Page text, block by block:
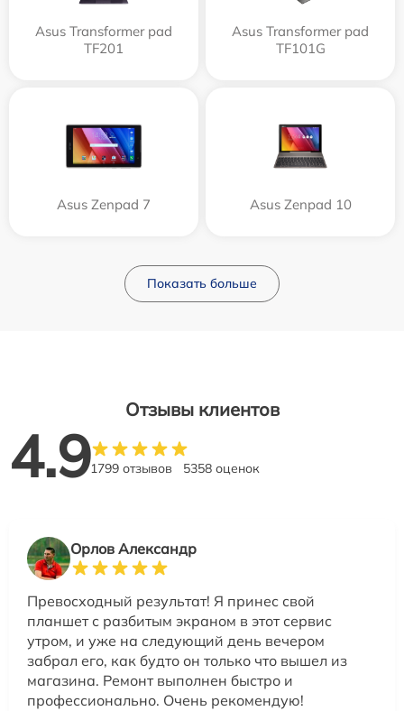
Asus Transformer pad
TF201
Asus Transformer pad
TF101G
Asus Zenpad 7 Asus Zenpad 10
Показать больше
Отзывы клиентов
4.91799 отзывов 5358 оценок
Орлов Александр
Превосходный результат! Я принес свой
планшет с разбитым экраном в этот сервис
утром, и уже на следующий день вечером
забрал его, как будто он только что вышел из
магазина. Ремонт выполнен быстро и
профессионально. Очень рекомендую!